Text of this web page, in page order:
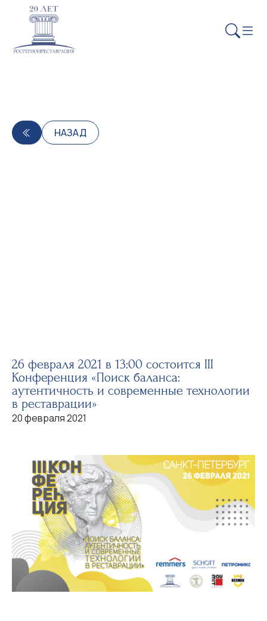
НАЗАД
26 февраля 2021 в 13:00 состоится III
Конференция «Поиск баланса:
аутентичность и современные технологии
в реставрации»
20 февраля 2021